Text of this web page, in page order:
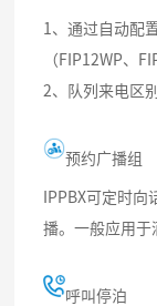
1、通过自动配
（FIP12WP、
2、队列来电区
预约广播组
IPPBX可定时
播。一般应用于
呼叫停泊